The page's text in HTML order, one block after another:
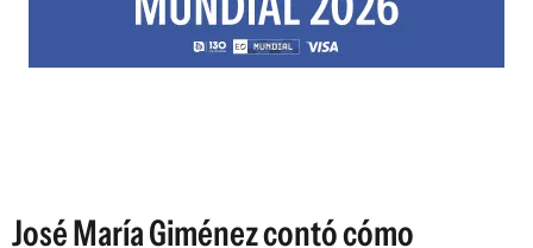
ESTADOS UNIDOS
José María Giménez contó cómo